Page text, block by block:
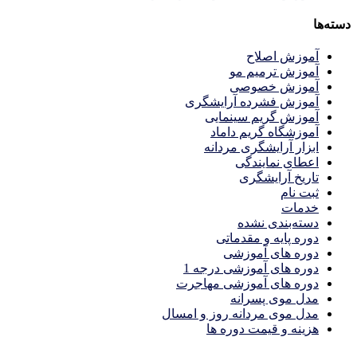
دسته‌ها
آموزش اصلاح
آموزش ترمیم مو
آموزش خصوصی
آموزش فشرده آرایشگری
آموزش گریم سینمایی
آموزشگاه گریم داماد
ابزار آرایشگری مردانه
اعطای نمایندگی
تاریخ آرایشگری
ثبت نام
خدمات
دسته‌بندی نشده
دوره پایه و مقدماتی
دوره های آموزشی
دوره های آموزشی درجه 1
دوره های آموزشی مهاجرت
مدل موی پسرانه
مدل موی مردانه روز و امسال
هزینه و قیمت دوره ها